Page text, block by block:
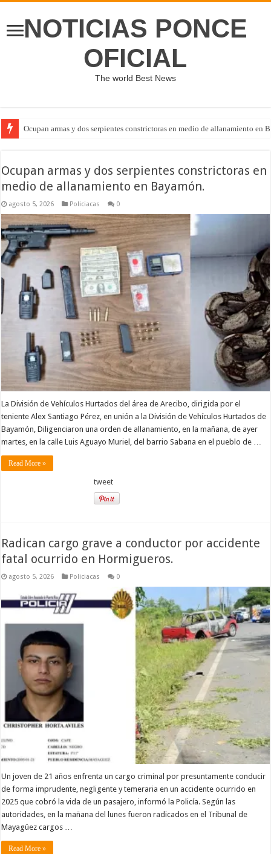
NOTICIAS PONCE
OFICIAL
The world Best News
Ocupan armas y dos serpientes constrictoras en medio de allanamiento en
Ocupan armas y dos serpientes constrictoras en
medio de allanamiento en Bayamón.
agosto 5, 2026 Policiacas 0
La División de Vehículos Hurtados del área de Arecibo, dirigida por el
teniente Alex Santiago Pérez, en unión a la División de Vehículos Hurtados de
Bayamón, Diligenciaron una orden de allanamiento, en la mañana, de ayer
martes, en la calle Luis Aguayo Muriel, del barrio Sabana en el pueblo de …
Read More »
tweet
Radican cargo grave a conductor por accidente
fatal ocurrido en Hormigueros.
agosto 5, 2026 Policiacas 0
Un joven de 21 años enfrenta un cargo criminal por presuntamente conducir
de forma imprudente, negligente y temeraria en un accidente ocurrido en
2025 que cobró la vida de un pasajero, informó la Policía. Según las
autoridades, en la mañana del lunes fueron radicados en el Tribunal de
Mayagüez cargos …
Read More »